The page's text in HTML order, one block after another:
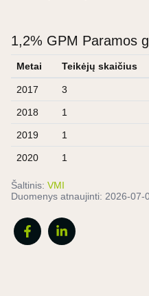
1,2% GPM Paramos
Metai Teikėjų skaičius
2017 3
2018 1
2019 1
2020 1
Šaltinis: VMI
Duomenys atnaujinti: 2026-07-